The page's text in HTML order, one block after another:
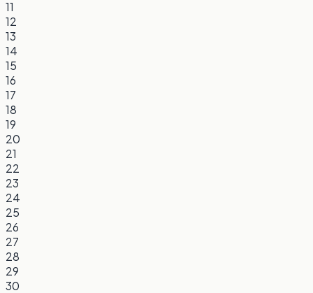
11
12
13
14
15
16
17
18
19
20
21
22
23
24
25
26
27
28
29
30